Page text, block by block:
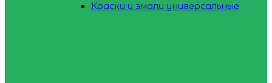
Краски и эмали универсальные